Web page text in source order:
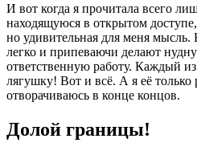
И вот когда я прочитала всего
находящуюся в открытом
но удивительная для меня
легко и припеваючи делают
ответственную работу. Каждый
лягушку! Вот и всё. А я её
отворачиваюсь в конце концов.
Долой границы!